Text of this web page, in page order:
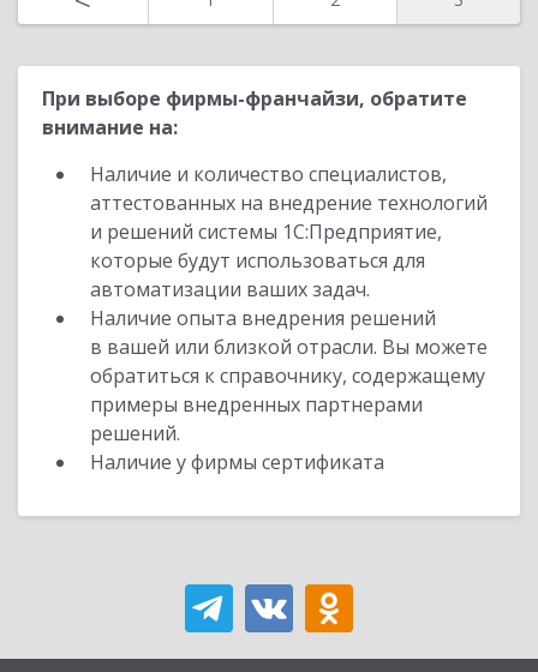
При выборе фирмы-франчайзи, обратите
внимание на:
Наличие и количество специалистов,
аттестованных на внедрение технологий
и решений системы 1С:Предприятие,
которые будут использоваться для
автоматизации ваших задач.
Наличие опыта внедрения решений
в вашей или близкой отрасли. Вы можете
обратиться к справочнику, содержащему
примеры внедренных партнерами
решений.
Наличие у фирмы сертификата